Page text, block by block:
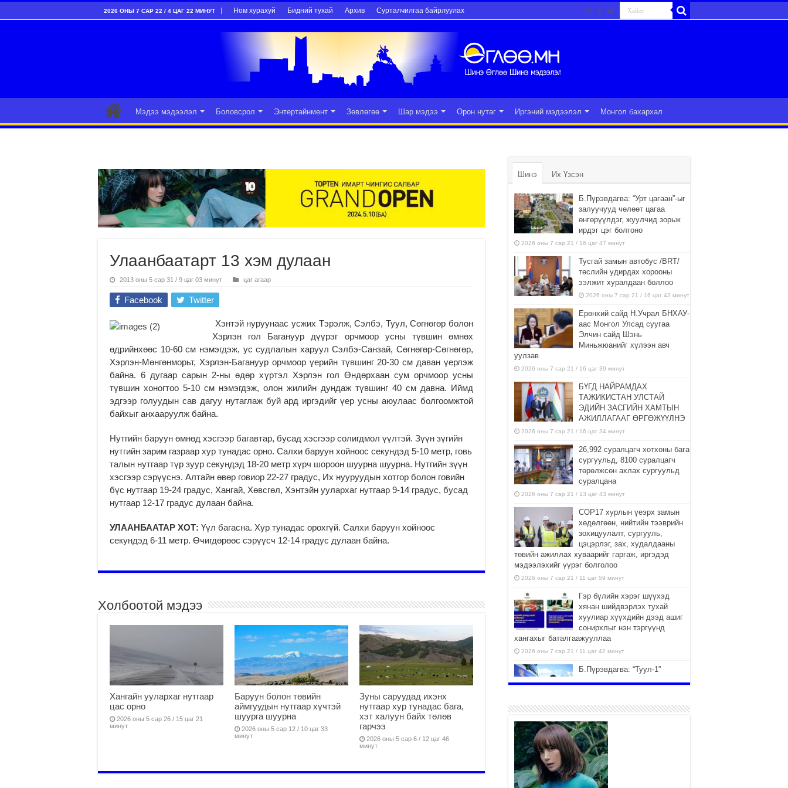
2026 ОНЫ 7 САР 22 / 4 ЦАГ 22 МИНУТ Ном хурахуй Бидний тухай Архив Сурталчилгаа байрлуулах
Мэдээ мэдээлэл Боловсрол Энтертайнмент Зөвлөгөө Шар мэдээ Орон нутаг Иргэний мэдээлэл Монгол бахархал
Улаанбаатарт 13 хэм дулаан
2013 оны 5 сар 31 / 9 цаг 03 минут цаг агаар
Facebook Twitter
Хэнтэй нуруунаас усжих Тэрэлж, Сэлбэ, Туул, Сөгнөгөр болон
Хэрлэн гол Багануур дүүрэг орчмоор усны түвшин өмнөх
өдрийнхөөс 10-60 см нэмэгдэж, ус судлалын харуул Сэлбэ-Санзай, Сөгнөгөр-Сөгнөгөр,
Хэрлэн-Мөнгөнморьт, Хэрлэн-Багануур орчмоор үерийн түвшинг 20-30 см даван үерлэж
байна. 6 дугаар сарын 2-ны өдөр хүртэл Хэрлэн гол Өндөрхаан сум орчмоор усны
түвшин хоногтоо 5-10 см нэмэгдэж, олон жилийн дундаж түвшинг 40 см давна. Иймд
эдгээр голуудын сав дагуу нутаглаж буй ард иргэдийг үер усны аюулаас болгоомжтой
байхыг анхааруулж байна.
Нутгийн баруун өмнөд хэсгээр багавтар, бусад хэсгээр солигдмол үүлтэй. Зүүн зүгийн
нутгийн зарим газраар хур тунадас орно. Салхи баруун хойноос секундэд 5-10 метр, говь
талын нутгаар түр зуур секундэд 18-20 метр хүрч шороон шуурна шуурна. Нутгийн зүүн
хэсгээр сэрүүснэ. Алтайн өвөр говиор 22-27 градус, Их нууруудын хотгор болон говийн
бүс нутгаар 19-24 градус, Хангай, Хөвсгөл, Хэнтэйн уулархаг нутгаар 9-14 градус, бусад
нутгаар 12-17 градус дулаан байна.
УЛААНБААТАР ХОТ: Үүл багасна. Хур тунадас орохгүй. Салхи баруун хойноос
секундэд 6-11 метр. Өчигдөрөөс сэрүүсч 12-14 градус дулаан байна.
Холбоотой мэдээ
Хангайн уулархаг нутгаар
цас орно
2026 оны 5 сар 26 / 15 цаг 21
минут
Баруун болон төвийн
аймгуудын нутгаар хүчтэй
шуурга шуурна
2026 оны 5 сар 12 / 10 цаг 33
минут
Зуны саруудад ихэнх
нутгаар хур тунадас бага,
хэт халуун байх төлөв
гарчээ
2026 оны 5 сар 6 / 12 цаг 46
минут
Шинэ Их Үзсэн
Б.Пүрэвдагва: “Урт цагаан”-ыг
залуучууд чөлөөт цагаа
өнгөрүүлдэг, жуулчид зорьж
ирдэг цэг болгоно
2026 оны 7 сар 21 / 16 цаг 47 минут
Тусгай замын автобус /BRT/
төслийн удирдах хорооны
ээлжит хуралдаан боллоо
2026 оны 7 сар 21 / 16 цаг 43 минут
Ерөнхий сайд Н.Учрал БНХАУ-
аас Монгол Улсад суугаа
Элчин сайд Шэнь
Миньжюанийг хүлээн авч
уулзав
2026 оны 7 сар 21 / 16 цаг 39 минут
БҮГД НАЙРАМДАХ
ТАЖИКИСТАН УЛСТАЙ
ЭДИЙН ЗАСГИЙН ХАМТЫН
АЖИЛЛАГААГ ӨРГӨЖҮҮЛНЭ
2026 оны 7 сар 21 / 16 цаг 34 минут
26,992 суралцагч хотхоны бага
сургуульд, 8100 суралцагч
төрөлжсөн ахлах сургуульд
суралцана
2026 оны 7 сар 21 / 13 цаг 43 минут
COP17 хурлын үеэрх замын
хөдөлгөөн, нийтийн тээврийн
зохицуулалт, сургууль,
цэцэрлэг, зах, худалдааны
төвийн ажиллах хуваарийг гаргаж, иргэдэд
мэдээлэхийг үүрэг болголоо
2026 оны 7 сар 21 / 11 цаг 59 минут
Гэр бүлийн хэрэг шүүхэд
хянан шийдвэрлэх тухай
хуулиар хүүхдийн дээд ашиг
сонирхлыг нэн тэргүүнд
хангахыг баталгаажууллаа
2026 оны 7 сар 21 / 11 цаг 42 минут
Б.Пүрэвдагва: “Туул-1”
2026 оны 7 сар 21 / 10 цаг 15 минут
НИЙСЛЭЛ, АЙМГИЙН
УДИРДЛАГУУДЫН АЖЛЫГ
ХҮНД СУРТЛЫГ БУУРУУЛЖ,
ИРГЭД, АЖ АХУЙН НЭГЖИЙН
АЧААГ ХЭРХЭН ХӨНГӨЛСНӨӨР ДҮГНЭНЭ